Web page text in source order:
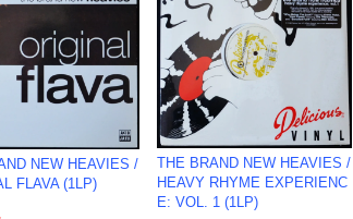
NEW HEAVIES /
FLAVA (1LP)
THE BRAND NEW HEAVIES /
HEAVY RHYME EXPERIENC
E: VOL. 1 (1LP)